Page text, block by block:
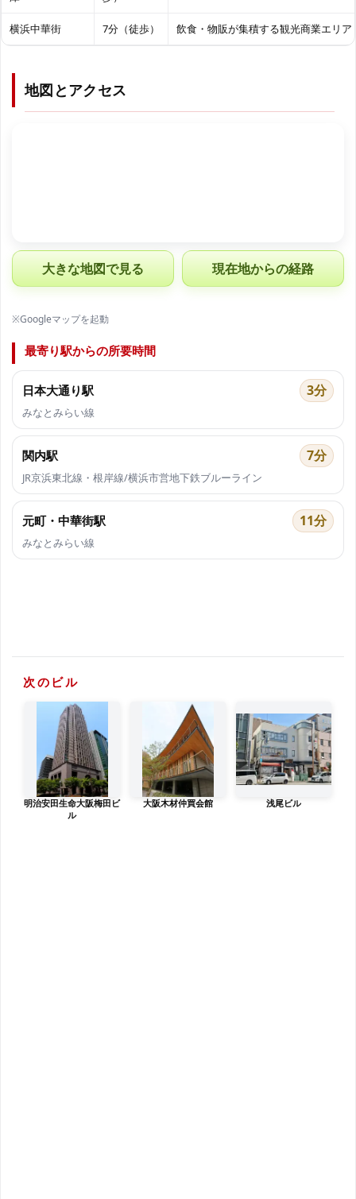
横浜中華街 7分（徒歩） 飲食・物販が集積する観光商業エリア
地図とアクセス
大きな地図で見る 現在地からの経路
※Googleマップを起動
最寄り駅からの所要時間
日本大通り駅 3分
みなとみらい線
関内駅 7分
JR京浜東北線・根岸線/横浜市営地下鉄ブルーライン
元町・中華街駅 11分
みなとみらい線
次のビル
明治安田生命大阪梅田ビ
ル
大阪木材仲買会館 浅尾ビル